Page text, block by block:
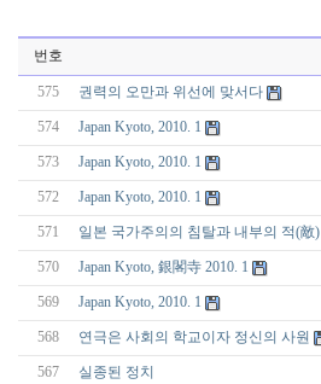
번호
575 권력의 오만과 위선에 맞서다
574 Japan Kyoto, 2010. 1
573 Japan Kyoto, 2010. 1
572 Japan Kyoto, 2010. 1
571 일본 국가주의의 침탈과 내부의 적(敵)
570 Japan Kyoto, 銀閣寺 2010. 1
569 Japan Kyoto, 2010. 1
568 연극은 사회의 학교이자 정신의 사원
567 실종된 정치